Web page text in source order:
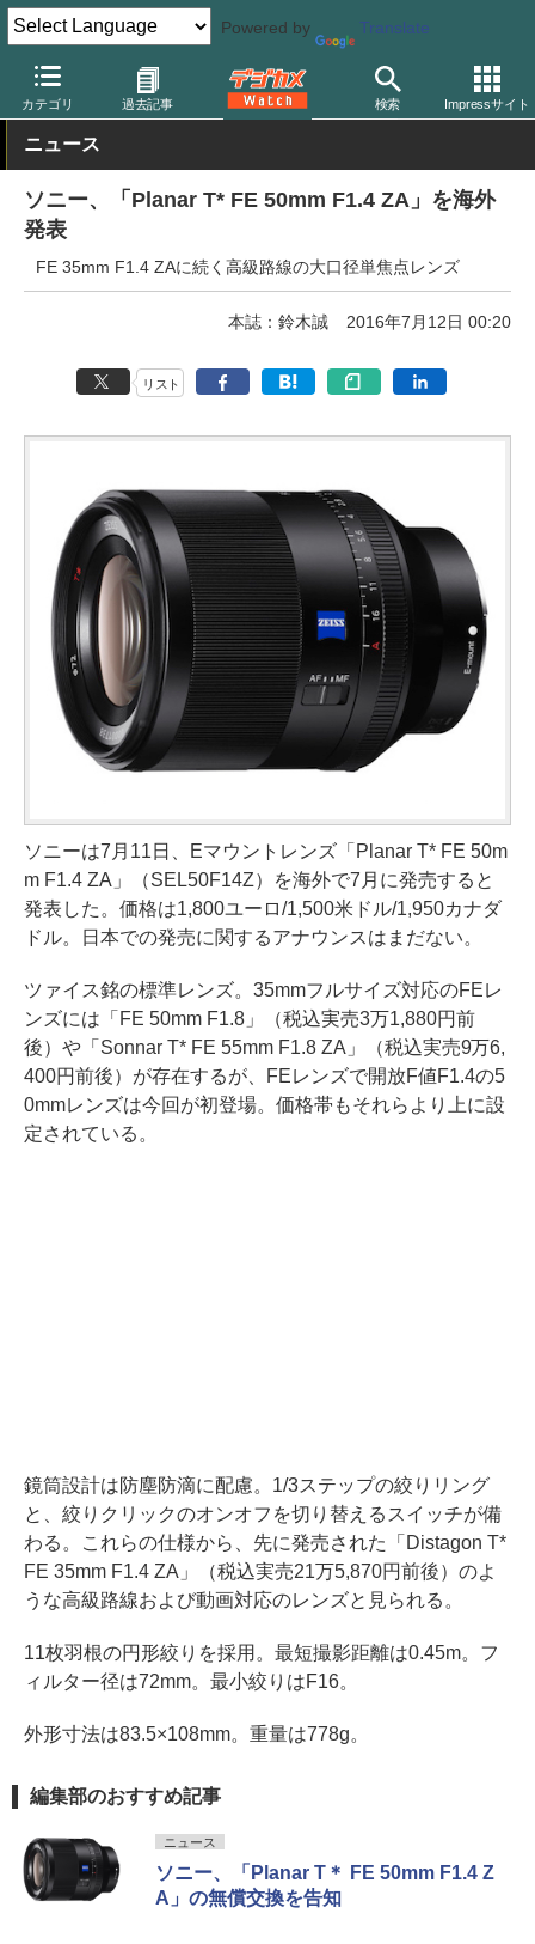
Powered by Translate
カテゴリ 過去記事 検索 Impressサイト
デジカメ Watch レンズ 交換レンズ ソニー
ニュース
ソニー、「Planar T* FE 50mm F1.4 ZA」を海外
発表
FE 35mm F1.4 ZAに続く高級路線の大口径単焦点レンズ
本誌：鈴木誠 2016年7月12日 00:20
リスト
ソニーは7月11日、Eマウントレンズ「Planar T* FE 50m
m F1.4 ZA」（SEL50F14Z）を海外で7月に発売すると
発表した。価格は1,800ユーロ/1,500米ドル/1,950カナダ
ドル。日本での発売に関するアナウンスはまだない。
ツァイス銘の標準レンズ。35mmフルサイズ対応のFEレ
ンズには「FE 50mm F1.8」（税込実売3万1,880円前
後）や「Sonnar T* FE 55mm F1.8 ZA」（税込実売9万6,
400円前後）が存在するが、FEレンズで開放F値F1.4の5
0mmレンズは今回が初登場。価格帯もそれらより上に設
定されている。
鏡筒設計は防塵防滴に配慮。1/3ステップの絞りリング
と、絞りクリックのオンオフを切り替えるスイッチが備
わる。これらの仕様から、先に発売された「Distagon T*
FE 35mm F1.4 ZA」（税込実売21万5,870円前後）のよ
うな高級路線および動画対応のレンズと見られる。
11枚羽根の円形絞りを採用。最短撮影距離は0.45m。フ
ィルター径は72mm。最小絞りはF16。
外形寸法は83.5×108mm。重量は778g。
編集部のおすすめ記事
ニュース
ソニー、「Planar T＊ FE 50mm F1.4 Z
A」の無償交換を告知